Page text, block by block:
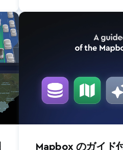
Mapbox のガイド